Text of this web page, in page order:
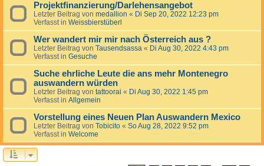
Projektfinanzierung/Darlehensangebot
Letzter Beitrag von medallion « Di Sep 20, 2022 12:23 pm
Verfasst in Weissbierstüberl
Wer wandert mir mir nach Österreich aus ?
Letzter Beitrag von Tausendsassa « Di Aug 30, 2022 4:43 pm
Verfasst in Gesuche
Suche ehrliche Leute die ans mehr Montenegro
auswandern würden
Letzter Beitrag von tattoorai « Di Aug 30, 2022 1:45 pm
Verfasst in Allgemein
Vorstellung eines Neuen Plan Auswandern Mexico
Letzter Beitrag von Tobicito « So Aug 28, 2022 9:52 pm
Verfasst in Welcome